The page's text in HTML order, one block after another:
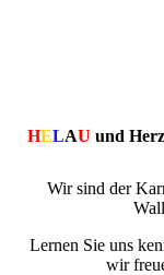
HELAU und
Wir sind der
Lernen Sie uns
wir